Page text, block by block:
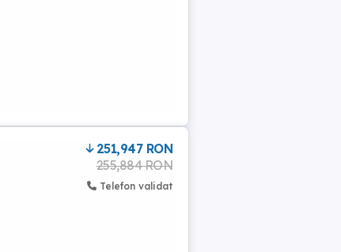
251,947 RON
255,884 RON
Telefon validat